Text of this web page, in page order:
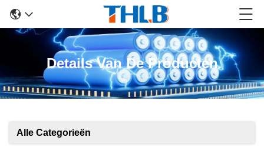
Details Van De Producten
Alle Categorieën